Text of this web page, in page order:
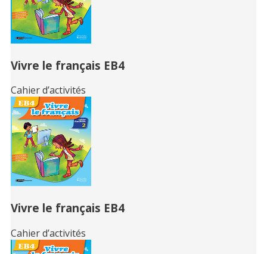
Vivre le français EB4
Cahier d’activités
Vivre le français EB4
Cahier d’activités